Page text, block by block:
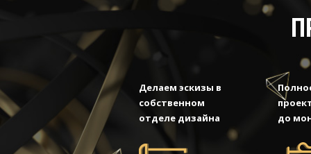
Делаем эскизы в
собственном
отделе дизайна
до